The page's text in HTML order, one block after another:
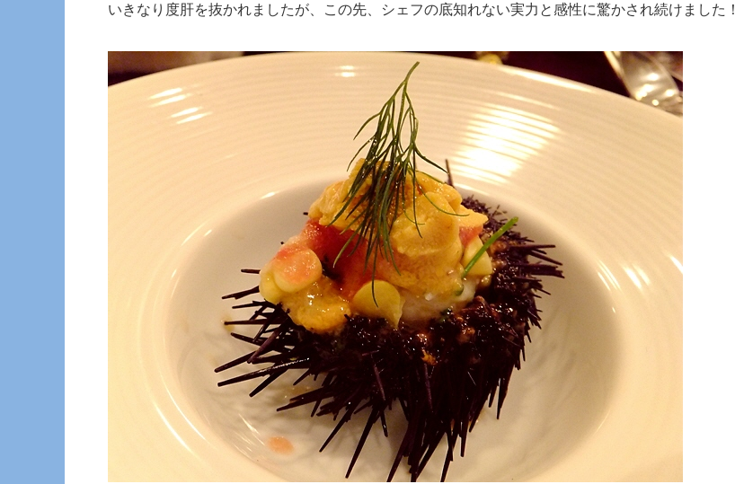
いきなり度肝を抜かれましたが、この先、シェフの底知れない実力と感性に驚かされ続けました！